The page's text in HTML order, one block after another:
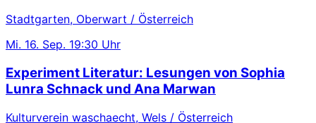
Stadtgarten, Oberwart / Österreich
Mi. 16. Sep. 19:30 Uhr
Experiment Literatur: Lesungen von Sophia
Lunra Schnack und Ana Marwan
Kulturverein waschaecht, Wels / Österreich